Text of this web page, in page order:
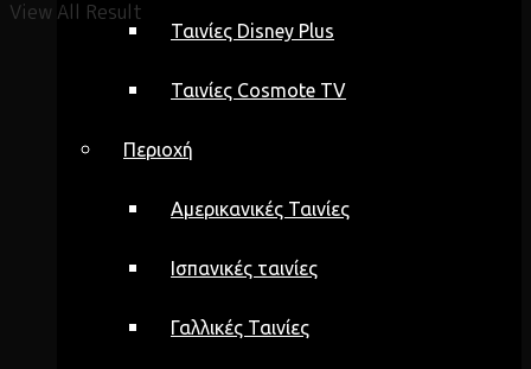
Ταινίες Disney Plus
Ταινίες Cosmote TV
Περιοχή
Αμερικανικές Ταινίες
Ισπανικές ταινίες
Γαλλικές Ταινίες
View All Result